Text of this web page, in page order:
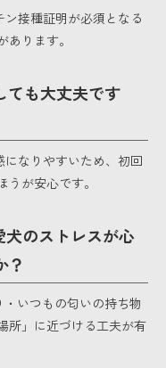
接種証明が必須となる
ります。
ても大丈夫です
なりやすいため、初回
が安心です。
のストレスが心
？
いつもの匂いの持ち物
所」に近づける工夫が有